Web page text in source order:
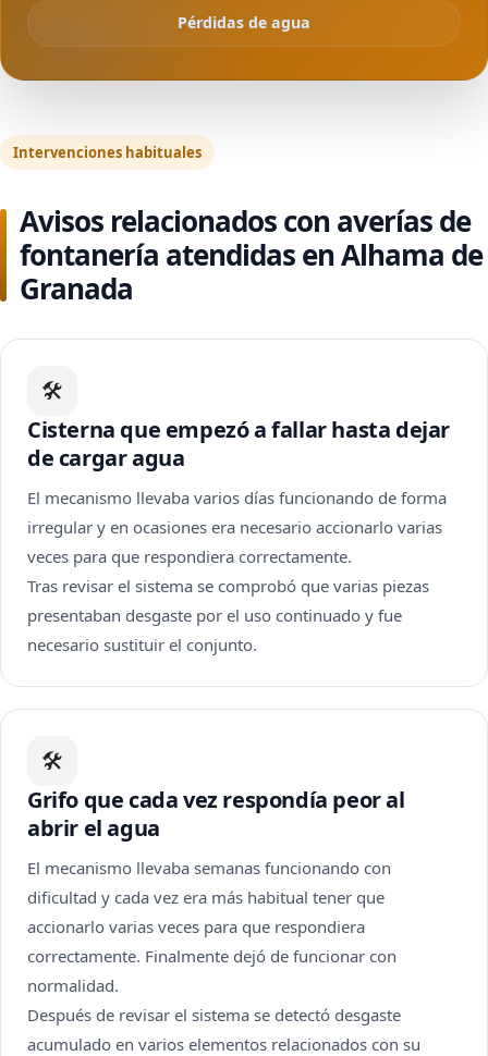
Pérdidas de agua
Intervenciones habituales
Avisos relacionados con averías de
fontanería atendidas en Alhama de
Granada
🛠
Cisterna que empezó a fallar hasta dejar
de cargar agua
El mecanismo llevaba varios días funcionando de forma
irregular y en ocasiones era necesario accionarlo varias
veces para que respondiera correctamente.
Tras revisar el sistema se comprobó que varias piezas
presentaban desgaste por el uso continuado y fue
necesario sustituir el conjunto.
🛠
Grifo que cada vez respondía peor al
abrir el agua
El mecanismo llevaba semanas funcionando con
dificultad y cada vez era más habitual tener que
accionarlo varias veces para que respondiera
correctamente. Finalmente dejó de funcionar con
normalidad.
Después de revisar el sistema se detectó desgaste
acumulado en varios elementos relacionados con su